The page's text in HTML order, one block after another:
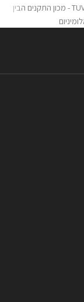
עומדים בתקן TUV - מכון התקנים הבין